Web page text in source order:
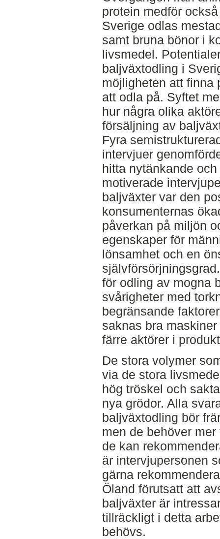
protein medför
Sverige odlas
samt bruna bönor i
livsmedel.
baljväxtodling i
möjligheten att finna
att odla på. Syftet
hur några olika
försäljning av
Fyra
intervjuer
hitta nytänkande
motiverade
baljväxter var den
konsumenternas
påverkan på miljön
egenskaper för
lönsamhet och en
för odling av mogna
svårigheter med
begränsande
saknas bra
färre aktörer i
De stora volymer
via de stora
hög tröskel och
nya grödor. Alla
baljväxtodling bör
men de behöver
de kan
är intervjupersonen
gärna
Öland förutsatt att
baljväxter är
tillräckligt i detta
behövs.